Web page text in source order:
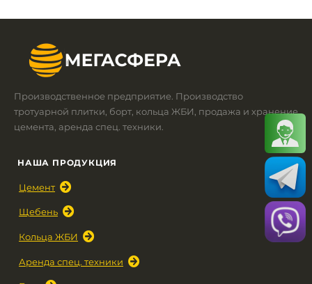
Производственное предприятие. Производство
тротуарной плитки, борт, кольца ЖБИ, продажа и хранение
цемента, аренда спец. техники.
НАША ПРОДУКЦИЯ
Цемент
Щебень
Кольца ЖБИ
Аренда спец. техники